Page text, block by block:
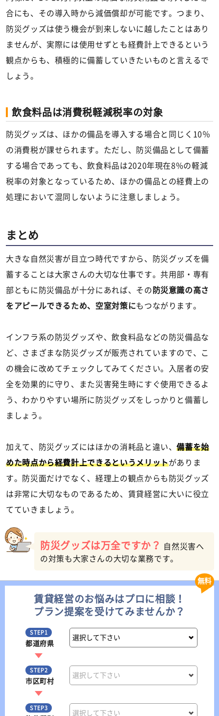
合にも、その導入時から減価償却が可能です。つまり、
防災グッズは使う機会が到来しないに越したことはあり
ませんが、実際には使用せずとも経費計上できるという
観点からも、積極的に備蓄していきたいものと言えるで
しょう。
飲食料品は消費税軽減税率の対象
防災グッズは、ほかの備品を導入する場合と同じく10％
の消費税が課せられます。ただし、防災備品として備蓄
する場合であっても、飲食料品は2020年現在8%の軽減
税率の対象となっているため、ほかの備品との経費上の
処理において混同しないように注意しましょう。
まとめ
大きな自然災害が目立つ時代ですから、防災グッズを備
蓄することは大家さんの大切な仕事です。共用部・専有
部ともに防災備品が十分にあれば、その 防災意識の高さ
をアピールできるため、空室対策にもつながります。
インフラ系の防災グッズや、飲食料品などの防災備品な
ど、さまざまな防災グッズが販売されていますので、こ
の機会に改めてチェックしてみてください。入居者の安
全を効果的に守り、また災害発生時にすぐ使用できるよ
う、わかりやすい場所に防災グッズをしっかりと備蓄し
ましょう。
加えて、防災グッズにはほかの消耗品と違い、備蓄を始
めた時点から経費計上できるというメリットがありま
す。防災面だけでなく、経理上の観点からも防災グッズ
は非常に大切なものであるため、賃貸経営に大いに役立
てていきましょう。
防災グッズは万全ですか？
自然災害へ
の対策も大家さんの大切な業務です。
賃貸経営のお悩みはプロに相談！
プラン提案を受けてみませんか？
無料
STEP1
都道府県
STEP2
市区町村
STEP3